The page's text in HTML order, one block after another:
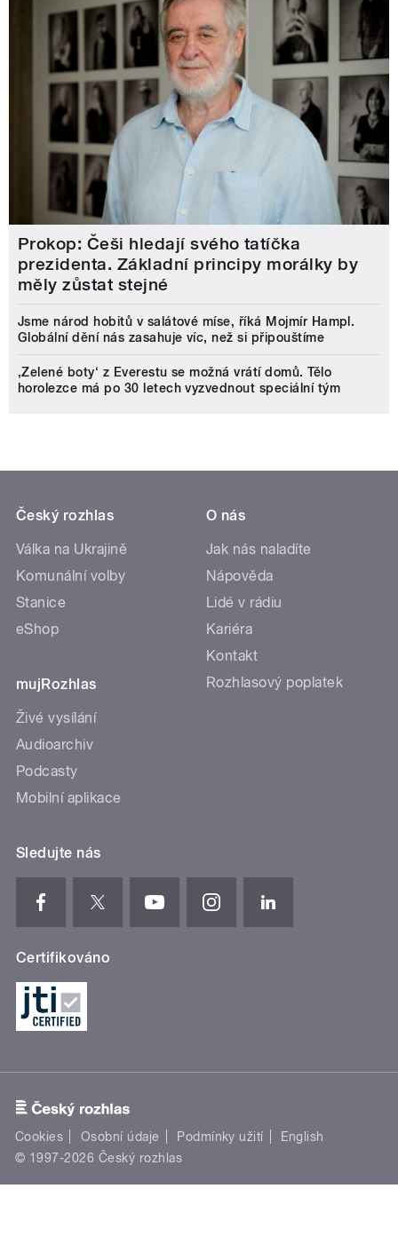
Prokop: Češi hledají svého tatíčka
prezidenta. Základní principy morálky by
měly zůstat stejné
Jsme národ hobitů v salátové míse, říká Mojmír Hampl.
Globální dění nás zasahuje víc, než si připouštíme
‚Zelené boty‘ z Everestu se možná vrátí domů. Tělo
horolezce má po 30 letech vyzvednout speciální tým
Český rozhlas
Válka na Ukrajině
Komunální volby
Stanice
eShop
mujRozhlas
Živé vysílání
Audioarchiv
Podcasty
Mobilní aplikace
O nás
Jak nás naladíte
Nápověda
Lidé v rádiu
Kariéra
Kontakt
Rozhlasový poplatek
Sledujte nás
Certifikováno
Cookies Osobní údaje Podmínky užití
English
© 1997-2026 Český rozhlas